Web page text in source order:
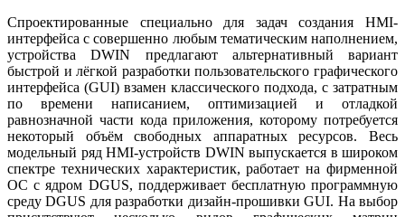
Спроектированные специально для задач создания HMI-
интерфейса с совершенно любым тематическим наполнением,
устройства DWIN предлагают альтернативный вариант
быстрой и лёгкой разработки пользовательского графического
интерфейса (GUI) взамен классического подхода, c затратным
по времени написанием, оптимизацией и отладкой
равнозначной части кода приложения, которому потребуется
некоторый объём свободных аппаратных ресурсов. Весь
модельный ряд HMI-устройств DWIN выпускается в широком
спектре технических характеристик, работает на фирменной
ОС с ядром DGUS, поддерживает бесплатную программную
среду DGUS для разработки дизайн-прошивки GUI. На выбор